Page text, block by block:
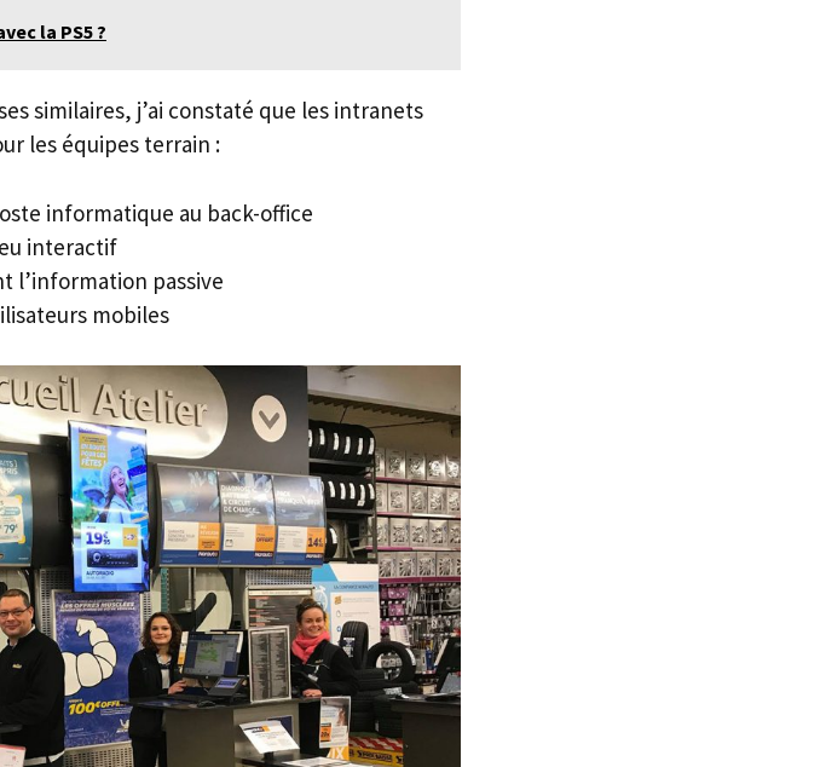
la PS5 ?
similaires, j’ai constaté que les intranets
les équipes terrain :
informatique au back-office
interactif
l’information passive
mobiles